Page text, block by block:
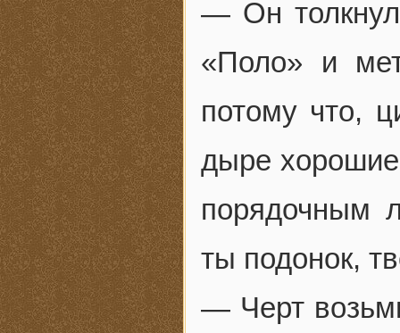
— Он
«Поло» и
потому что,
дыре
порядочным
ты подонок,
— Черт